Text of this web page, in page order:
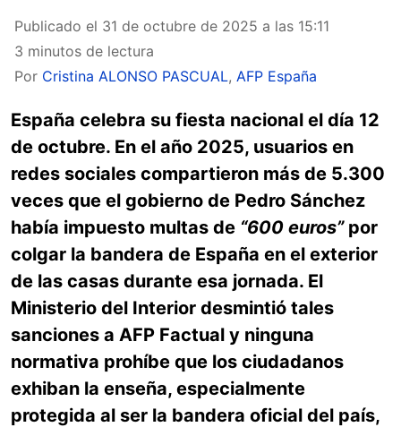
Publicado el 31 de octubre de 2025 a las 15:11
3 minutos de lectura
Por Cristina ALONSO PASCUAL, AFP España
España celebra su fiesta nacional el día 12
de octubre. En el año 2025, usuarios en
redes sociales compartieron más de 5.300
veces que el gobierno de Pedro Sánchez
había impuesto multas de “600 euros” por
colgar la bandera de España en el exterior
de las casas durante esa jornada. El
Ministerio del Interior desmintió tales
sanciones a AFP Factual y ninguna
normativa prohíbe que los ciudadanos
exhiban la enseña, especialmente
protegida al ser la bandera oficial del país,